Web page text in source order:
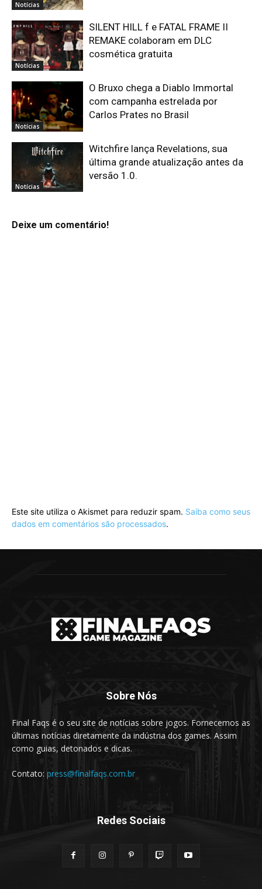
Notícias
Notícias
SILENT HILL f e FATAL FRAME II
REMAKE colaboram em DLC
cosmética gratuita
Notícias
O Bruxo chega a Diablo Immortal
com campanha estrelada por
Carlos Prates no Brasil
Notícias
Witchfire lança Revelations, sua
última grande atualização antes da
versão 1.0.
Deixe um comentário!
Este site utiliza o Akismet para reduzir spam. Saiba como seus
dados em comentários são processados.
Sobre Nós
Final Faqs é o seu site de notícias sobre jogos. Fornecemos as
últimas notícias diretamente da indústria dos games. Assim
como guias, detonados e dicas.
Contato: press@finalfaqs.com.br
Redes Sociais